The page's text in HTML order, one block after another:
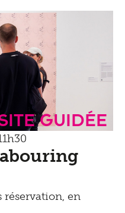
guidée
réservation, en